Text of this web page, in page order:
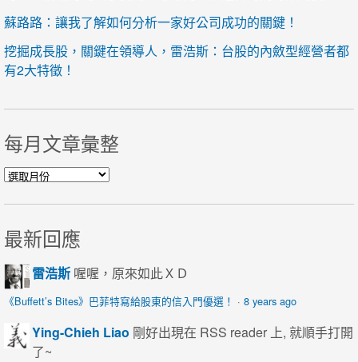
蘇路路：讓我了解如何分析一家好公司成功的關鍵！
挖掘成長股，關鍵在領導人，雷浩斯：台股的內斂型經營者都
有2大特徵！
每月文章彙整
每月文章彙整
最新回應
雷浩斯 喔喔，原來如此ＸＤ
《Buffett’s Bites》巴菲特寫給股東的信入門優選！ · 8 years ago
Ying-Chieh Liao 剛好出現在 RSS reader 上, 就順手打開
了~